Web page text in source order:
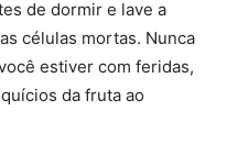
de dormir e lave a
células mortas. Nunca
estiver com feridas,
da fruta ao